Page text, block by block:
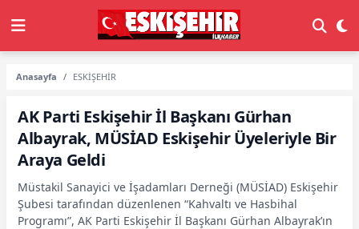
Anasayfa ESKİŞEHİR
AK Parti Eskişehir İl Başkanı Gürhan
Albayrak, MÜSİAD Eskişehir Üyeleriyle Bir
Araya Geldi
Müstakil Sanayici ve İşadamları Derneği (MÜSİAD) Eskişehir
Şubesi tarafından düzenlenen “Kahvaltı ve Hasbihal
Programı”, AK Parti Eskişehir İl Başkanı Gürhan Albayrak’ın